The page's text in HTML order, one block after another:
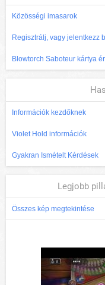
Közösségi imasarok
Regisztrálj, vagy jelentkezz
Blowtorch Saboteur kártya
Információk kezdőknek
Violet Hold információk
Gyakran Ismételt Kérdések
Legjobb
Összes kép megtekintése